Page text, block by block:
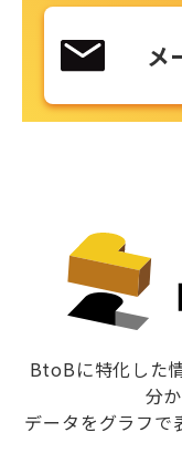
メ
BtoBに特化した
分
データをグラフで